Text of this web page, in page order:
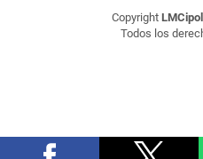
Copyright
Todos los